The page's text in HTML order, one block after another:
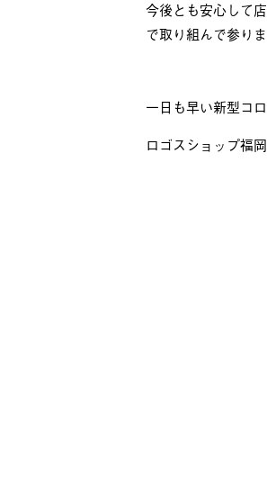
今後とも安心して
で取り組んで参りま
一日も早い新型コ
ロゴスショップ福